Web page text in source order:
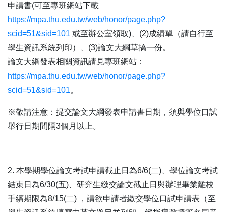
申請書(可至專班網站下載
https://mpa.thu.edu.tw/web/honor/page.php?
scid=51&sid=101 或至辦公室領取) (2)成績單（請自行至
學生資訊系統列印）、 (3)論文大綱草搞一份。
論文大綱發表相關資訊請見專班網站：
https://mpa.thu.edu.tw/web/honor/page.php?
scid=51&sid=101。
※敬請注意：提交論文大綱發表申請書日期，須與學位口試
舉行日期間隔3個月以上。
2. 本學期學位論文考試申請截止日為6/6(二) 、學位論文考試
結束日為6/30(五) 、研究生繳交論文截止日與辦理畢業離校
手續期限為8/15(二)
，請欲申請者繳交學位口試申請表（至